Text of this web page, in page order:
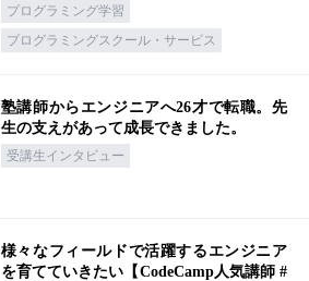
プログラミング学習
プログラミングスクール・サービス
塾講師からエンジニアへ26才で転職。先
生の支えがあって成長できました。
受講生インタビュー
様々なフィールドで活躍するエンジニア
を育てていきたい【CodeCamp人気講師 #